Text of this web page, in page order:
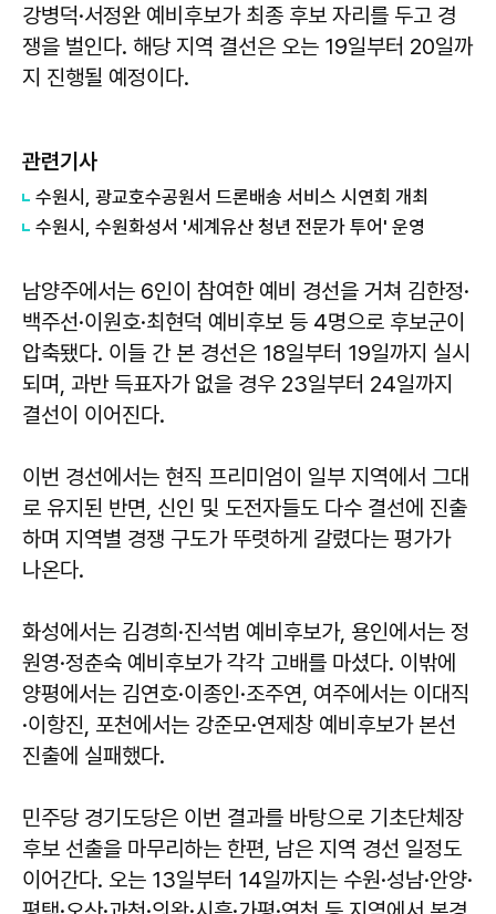
강병덕·서정완 예비후보가 최종 후보 자리를 두고 경
쟁을 벌인다. 해당 지역 결선은 오는 19일부터 20일까
지 진행될 예정이다.
관련기사
수원시, 광교호수공원서 드론배송 서비스 시연회 개최
수원시, 수원화성서 '세계유산 청년 전문가 투어' 운영
남양주에서는 6인이 참여한 예비 경선을 거쳐 김한정·
백주선·이원호·최현덕 예비후보 등 4명으로 후보군이
압축됐다. 이들 간 본 경선은 18일부터 19일까지 실시
되며, 과반 득표자가 없을 경우 23일부터 24일까지
결선이 이어진다.
이번 경선에서는 현직 프리미엄이 일부 지역에서 그대
로 유지된 반면, 신인 및 도전자들도 다수 결선에 진출
하며 지역별 경쟁 구도가 뚜렷하게 갈렸다는 평가가
나온다.
화성에서는 김경희·진석범 예비후보가, 용인에서는 정
원영·정춘숙 예비후보가 각각 고배를 마셨다. 이밖에
양평에서는 김연호·이종인·조주연, 여주에서는 이대직
·이항진, 포천에서는 강준모·연제창 예비후보가 본선
진출에 실패했다.
민주당 경기도당은 이번 결과를 바탕으로 기초단체장
후보 선출을 마무리하는 한편, 남은 지역 경선 일정도
이어간다. 오는 13일부터 14일까지는 수원·성남·안양·